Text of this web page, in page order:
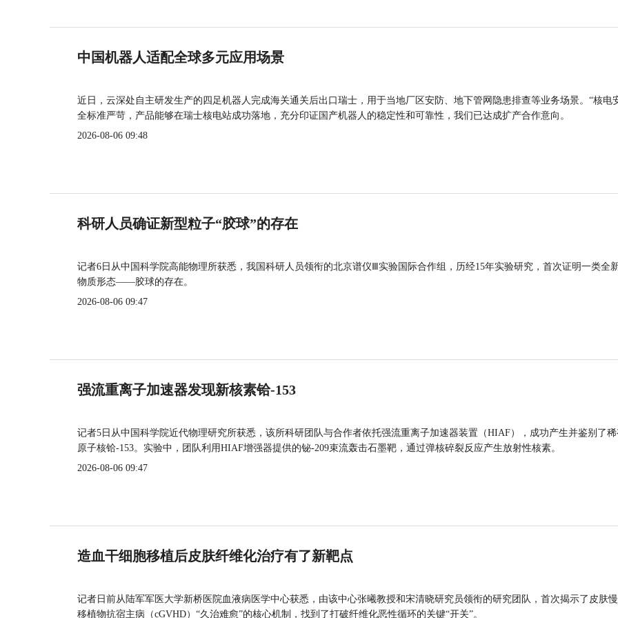
中国机器人适配全球多元应用场景
近日，云深处自主研发生产的四足机器人完成海关通关后出口瑞士，用于当地厂区安防、地下管网隐患排查等业务场景。“核电
全标准严苛，产品能够在瑞士核电站成功落地，充分印证国产机器人的稳定性和可靠性，我们已达成扩产合作意向。
2026-08-06 09:48
科研人员确证新型粒子“胶球”的存在
记者6日从中国科学院高能物理所获悉，我国科研人员领衔的北京谱仪Ⅲ实验国际合作组，历经15年实验研究，首次证明一类全
物质形态——胶球的存在。
2026-08-06 09:47
强流重离子加速器发现新核素铪-153
记者5日从中国科学院近代物理研究所获悉，该所科研团队与合作者依托强流重离子加速器装置（HIAF），成功产生并鉴别了
原子核铪-153。实验中，团队利用HIAF增强器提供的铋-209束流轰击石墨靶，通过弹核碎裂反应产生放射性核素。
2026-08-06 09:47
造血干细胞移植后皮肤纤维化治疗有了新靶点
记者日前从陆军军医大学新桥医院血液病医学中心获悉，由该中心张曦教授和宋清晓研究员领衔的研究团队，首次揭示了皮肤
移植物抗宿主病（cGVHD）“久治难愈”的核心机制，找到了打破纤维化恶性循环的关键“开关”。